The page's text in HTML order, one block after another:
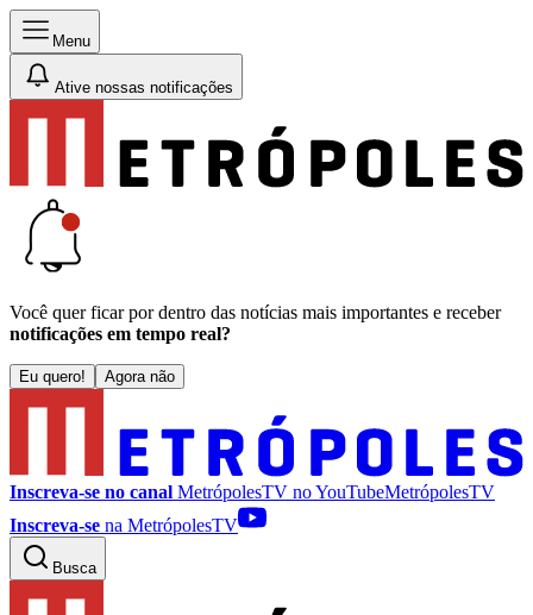
Menu
Ative nossas notificações
Você quer ficar por dentro das notícias mais importantes e receber
notificações em tempo real?
Eu quero! Agora não
Inscreva-se no canal MetrópolesTV noYouTubeMetrópolesTV
Inscreva-se na MetrópolesTV
Busca